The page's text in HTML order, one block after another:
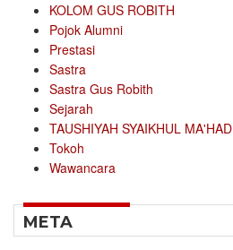
KOLOM GUS ROBITH
Pojok Alumni
Prestasi
Sastra
Sastra Gus Robith
Sejarah
TAUSHIYAH SYAIKHUL MA'HAD
Tokoh
Wawancara
META